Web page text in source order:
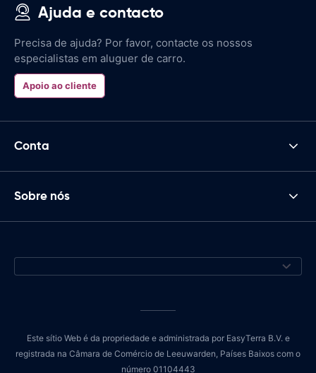
Ajuda e contacto
Precisa de ajuda? Por favor, contacte os nossos
especialistas em aluguer de carro.
Apoio ao cliente
Conta
Sobre nós
Este sítio Web é da propriedade e administrada por EasyTerra B.V. e
registrada na Câmara de Comércio de Leeuwarden, Países Baixos com o
número 01104443